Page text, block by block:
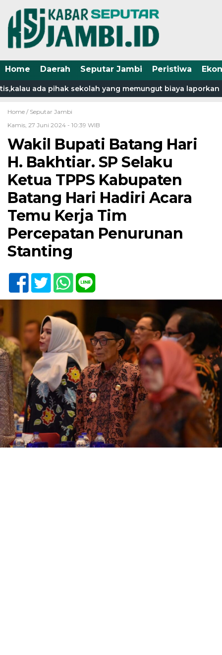
Home Daerah Seputar Jambi Peristiwa
ada pihak sekolah yang memungut biaya laporkan
Home / Seputar Jambi
Kamis, 27 Juni 2024 - 10:39 WIB
Wakil Bupati Batang Hari
H. Bakhtiar. SP Selaku
Ketua TPPS Kabupaten
Batang Hari Hadiri Acara
Temu Kerja Tim
Percepatan Penurunan
Stanting